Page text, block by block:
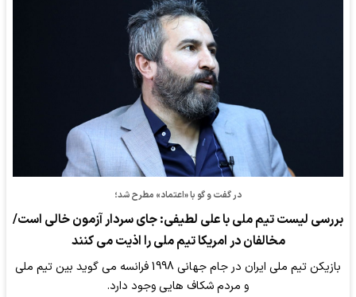
در گفت و گو با «اعتماد» مطرح شد؛
بررسی لیست تیم ملی با علی لطیفی: جای سردار آزمون خالی است/
مخالفان در امریکا تیم ملی را اذیت می کنند
بازیکن تیم ملی ایران در جام جهانی 1998 فرانسه می گوید بین تیم ملی
و مردم شکاف هایی وجود دارد.